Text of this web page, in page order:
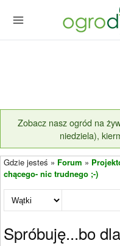
Zobacz nasz ogród na
niedziela),
Gdzie jesteś » Forum »
chącego- nic trudnego ;-)
Spróbuję...bo